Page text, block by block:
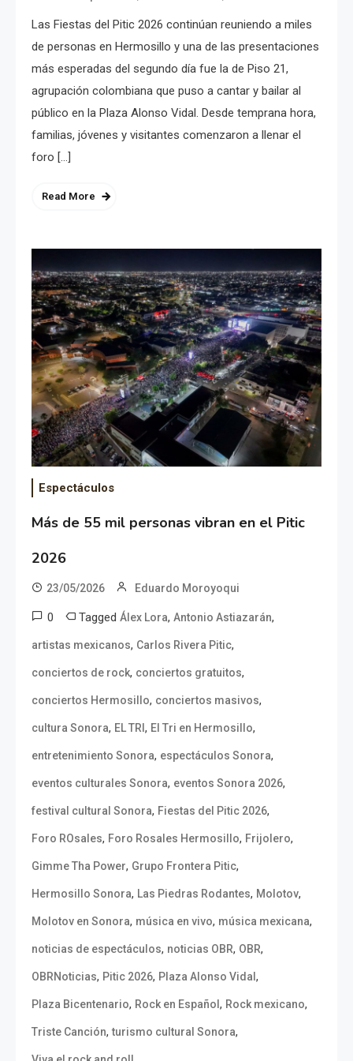
Las Fiestas del Pitic 2026 continúan reuniendo a miles
de personas en Hermosillo y una de las presentaciones
más esperadas del segundo día fue la de Piso 21,
agrupación colombiana que puso a cantar y bailar al
público en la Plaza Alonso Vidal. Desde temprana hora,
familias, jóvenes y visitantes comenzaron a llenar el
foro […]
Read More
Espectáculos
Más de 55 mil personas vibran en el Pitic
2026
23/05/2026 Eduardo Moroyoqui
0 Tagged Álex Lora, Antonio Astiazarán,
artistas mexicanos, Carlos Rivera Pitic,
conciertos de rock, conciertos gratuitos,
conciertos Hermosillo, conciertos masivos,
cultura Sonora, EL TRI , El Tri en Hermosillo,
entretenimiento Sonora, espectáculos Sonora,
eventos culturales Sonora, eventos Sonora 2026,
festival cultural Sonora, Fiestas del Pitic 2026,
Foro ROsales, Foro Rosales Hermosillo, Frijolero,
Gimme Tha Power, Grupo Frontera Pitic,
Hermosillo Sonora, Las Piedras Rodantes, Molotov,
Molotov en Sonora, música en vivo, música mexicana,
noticias de espectáculos, noticias OBR, OBR,
OBRNoticias, Pitic 2026, Plaza Alonso Vidal ,
Plaza Bicentenario, Rock en Español , Rock mexicano,
Triste Canción,turismo cultural Sonora,